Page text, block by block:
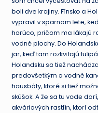
mať
o zábavu
núdzu.
boli dve krajiny. Fínsko a
vypravil v sparnom lete,
horúco, pričom ma lákajú
vodné plochy. Do
jar, keď tam rozkvitajú
Holandsku sa tiež
predovšetkým o vodné
hausbóty, ktoré si tiež
skúšok. A že sa tu vode
akváriových rastlín, ktorí